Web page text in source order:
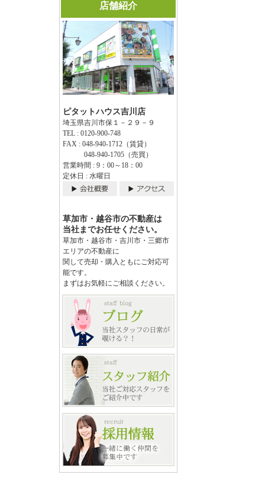
店舗紹介
ピタットハウス吉川店
埼玉県吉川市保１－２９－９
TEL : 0120-900-748
FAX : 048-940-1712（賃貸）
048-940-1705（売買）
営業時間 : 9：00～18：00
定休日 : 水曜日
草加市・越谷市の不動産は
当社までお任せください。
草加市・越谷市・吉川市・三郷市
エリアの不動産に
関して売却・購入ともにご対応可
能です。
まずはお気軽にご相談ください。